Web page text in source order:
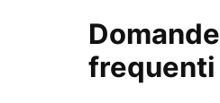
Domande
frequenti